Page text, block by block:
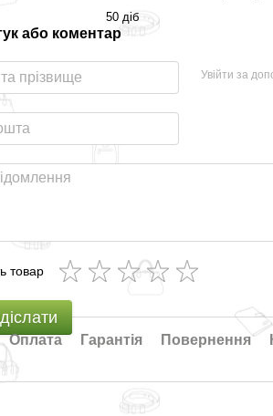
50 діб
або коментар
Увійти за
товар
Оплата Гарантія Повернення